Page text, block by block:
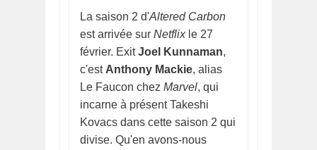
La saison 2 d'Altered Carbon
est arrivée sur Netflix le 27
février. ExitJoel Kunnaman,
c'est Anthony Mackie, alias
Le Faucon chez Marvel, qui
incarne à présent Takeshi
Kovacs dans cette saison 2 qui
divise. Qu'en avons-nous